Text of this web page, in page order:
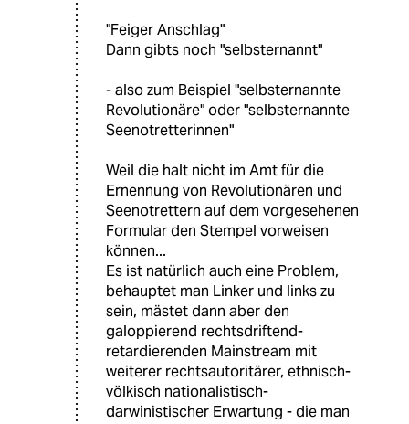
"Feiger Anschlag"
Dann gibts noch "selbsternannt"
- also zum Beispiel "selbsternannte
Revolutionäre" oder "selbsternannte
Seenotretterinnen"
Weil die halt nicht im Amt für die
Ernennung von Revolutionären und
Seenotrettern auf dem vorgesehenen
Formular den Stempel vorweisen
können...
Es ist natürlich auch eine Problem,
behauptet man Linker und links zu
sein, mästet dann aber den
galoppierend rechtsdriftend-
retardierenden Mainstream mit
weiterer rechtsautoritärer, ethnisch-
völkisch nationalistisch-
darwinistischer Erwartung - die man